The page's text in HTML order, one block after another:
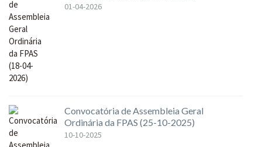
01-04-2026
Convocatória de Assembleia Geral
Ordinária da FPAS (25-10-2025)
10-10-2025